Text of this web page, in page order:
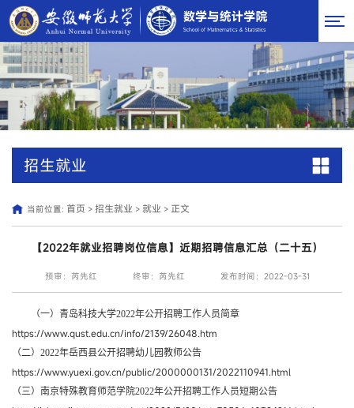
招生就业
当前位置: 首页 > 招生就业 > 就业 > 正文
【2022年就业招聘岗位信息】近期招聘信息汇总（二十五）
预审：芮先红 终审：芮先红 发布时间：2022-03-31
（一）青岛科技大学2022年公开招聘工作人员简章
https://www.qust.edu.cn/info/2139/26048.htm
（二）2022年岳西县公开招聘幼儿园教师公告
https://www.yuexi.gov.cn/public/2000000131/2022110941.html
（三）南京特殊教育师范学院2022年公开招聘工作人员短期公告